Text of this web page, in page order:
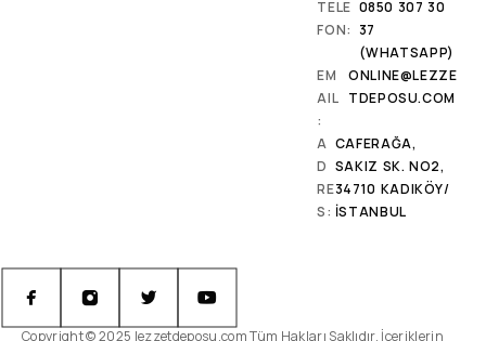
TELE
FON:
0850 307 30
37
(WHATSAPP)
EM
AIL
:
ONLINE@LEZZE
TDEPOSU.COM
A
D
RE
S:
CAFERAĞA,
SAKIZ SK. NO2,
34710 KADIKÖY/
İSTANBUL
Copyright © 2025 lezzetdeposu.com Tüm Hakları Saklıdır. İçeriklerin